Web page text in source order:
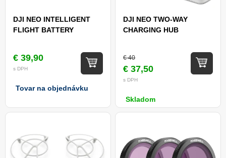
DJI NEO INTELLIGENT
FLIGHT BATTERY
€ 39,90
s DPH
Tovar na objednávku
DJI NEO TWO-WAY
CHARGING HUB
€ 40
€ 37,50
s DPH
Skladom